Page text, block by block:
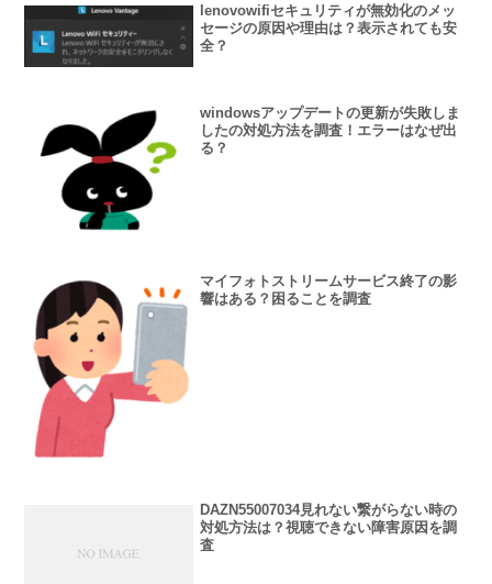
lenovowifiセキュリティが無効化のメッ
セージの原因や理由は？表示されても安
全？
windowsアップデートの更新が失敗しま
したの対処方法を調査！エラーはなぜ出
る？
マイフォトストリームサービス終了の影
響はある？困ることを調査
DAZN55007034見れない繋がらない時の
対処方法は？視聴できない障害原因を調
査